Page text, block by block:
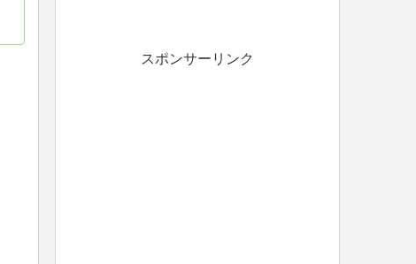
スポンサーリンク